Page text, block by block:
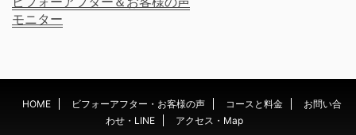
モニター
HOME ビフォーアフター・お客様の声 コースと料金
お問い合
わせ・LINE
アクセス・Map